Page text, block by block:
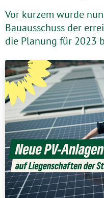
Vor kurzem wurde
Bauausschuss der
die Planung für 2023